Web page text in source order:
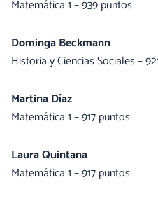
Matemática 1 – 939 puntos
Dominga Beckmann
Historia y Ciencias Sociales –
Martina Díaz
Matemática 1 – 917 puntos
Laura Quintana
Matemática 1 – 917 puntos